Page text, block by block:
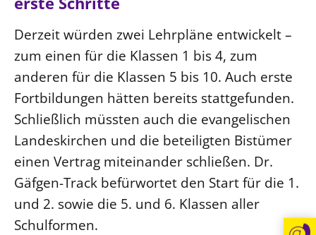
Derzeit würden zwei Lehrpläne entwickelt –
zum einen für die Klassen 1 bis 4, zum
anderen für die Klassen 5 bis 10. Auch erste
Fortbildungen hätten bereits stattgefunden.
Schließlich müssten auch die evangelischen
Landeskirchen und die beteiligten Bistümer
einen Vertrag miteinander schließen. Dr.
Gäfgen-Track befürwortet den Start für die 1.
und 2. sowie die 5. und 6. Klassen aller
Schulformen.
Personalausschuss
Recht
Terminstundenplaner